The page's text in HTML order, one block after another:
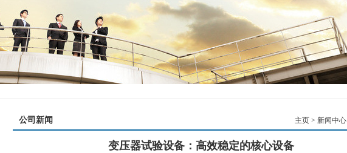
主页 > 新闻中心
公司新闻
变压器试验设备：高效稳定的核心设备